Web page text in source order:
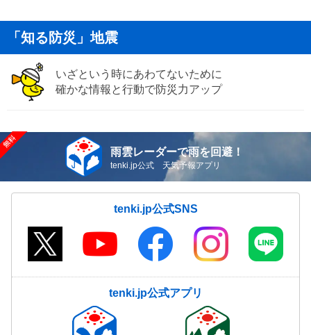
「知る防災」地震
いざという時にあわてないために
確かな情報と行動で防災力アップ
雨雲レーダーで雨を回避！
tenki.jp公式 天気予報アプリ
tenki.jp公式SNS
tenki.jp公式アプリ